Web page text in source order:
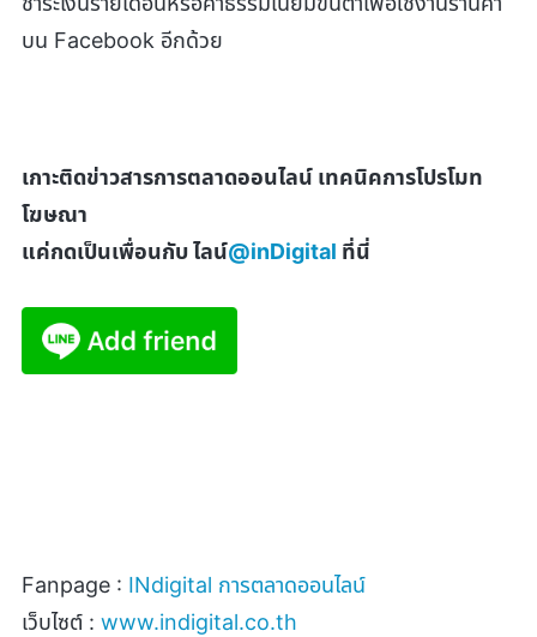
บน Facebook อีกด้วย
เกาะติดข่าวสารการตลาดออนไลน์ เทคนิคการโปรโมท
โฆษณา
แค่กดเป็นเพื่อนกับ ไลน์@inDigital ที่นี่
Fanpage : INdigital การตลาดออนไลน์
เว็บไซต์ : www.indigital.co.th